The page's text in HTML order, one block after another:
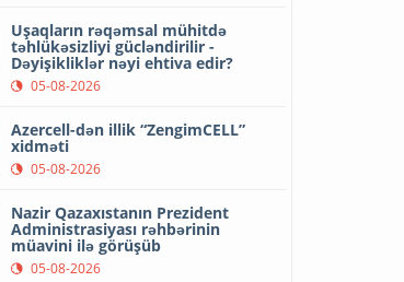
Uşaqların rəqəmsal mühitdə
təhlükəsizliyi gücləndirilir -
Dəyişikliklər nəyi ehtiva edir?
05-08-2026
Azercell-dən illik “ZengimCELL”
xidməti
05-08-2026
Nazir Qazaxıstanın Prezident
Administrasiyası rəhbərinin
müavini ilə görüşüb
05-08-2026